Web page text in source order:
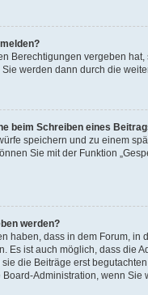
Berechtigungen vergeben
werden dann durch die
beim Schreiben eines
speichern und zu einem
Sie mit der Funktion
werden?
haben, dass in dem Forum, in
Es ist auch möglich, dass die
die Beiträge erst
Administration, wenn Sie